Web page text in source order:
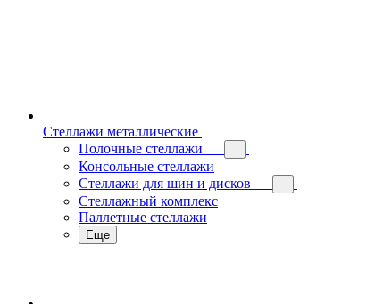
Стеллажи металлические
Полочные стеллажи
Консольные стеллажи
Стеллажи для шин и дисков
Стеллажный комплекс
Паллетные стеллажи
Еще